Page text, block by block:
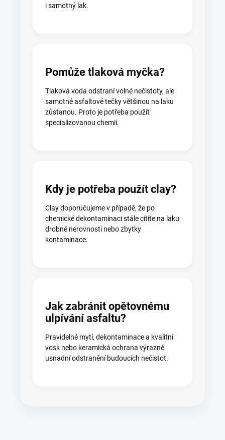
i samotný lak.
Pomůže tlaková myčka?
Tlaková voda odstraní volné nečistoty, ale
samotné asfaltové tečky většinou na laku
zůstanou. Proto je potřeba použít
specializovanou chemii.
Kdy je potřeba použít clay?
Clay doporučujeme v případě, že po
chemické dekontaminaci stále cítíte na laku
drobné nerovnosti nebo zbytky
kontaminace.
Jak zabránit opětovnému
ulpívání asfaltu?
Pravidelné mytí, dekontaminace a kvalitní
vosk nebo keramická ochrana výrazně
usnadní odstranění budoucích nečistot.